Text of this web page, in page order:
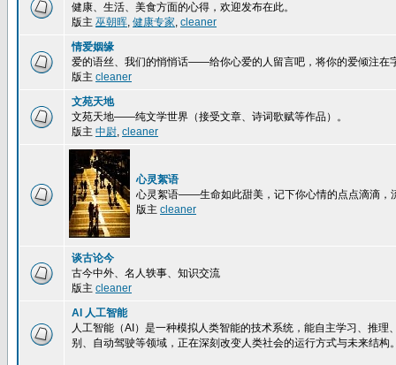
健康、生活、美食方面的心得，欢迎发布在此。
版主 巫朝晖, 健康专家, cleaner
情爱姻缘
爱的语丝、我们的悄悄话——给你心爱的人留言吧，将你的爱倾注
版主 cleaner
文苑天地
文苑天地——纯文学世界（接受文章、诗词歌赋等作品）。
版主 中尉, cleaner
心灵絮语
心灵絮语——生命如此甜美，记下你心情的点点滴滴，
版主 cleaner
谈古论今
古今中外、名人轶事、知识交流
版主 cleaner
AI 人工智能
人工智能（AI）是一种模拟人类智能的技术系统，能自主学习、推
别、自动驾驶等领域，正在深刻改变人类社会的运行方式与未来结构